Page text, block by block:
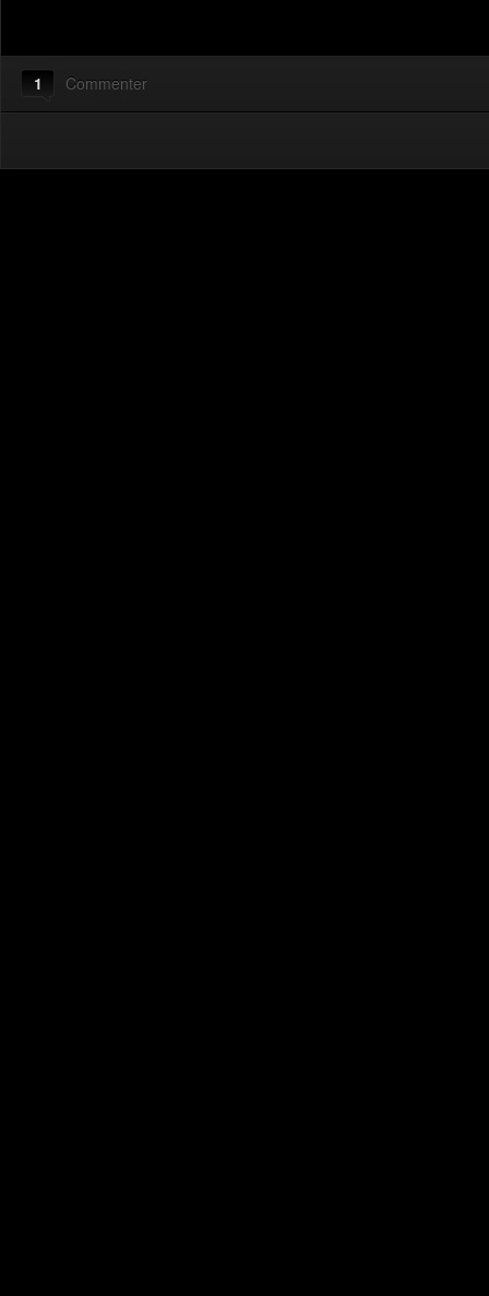
1 Commenter